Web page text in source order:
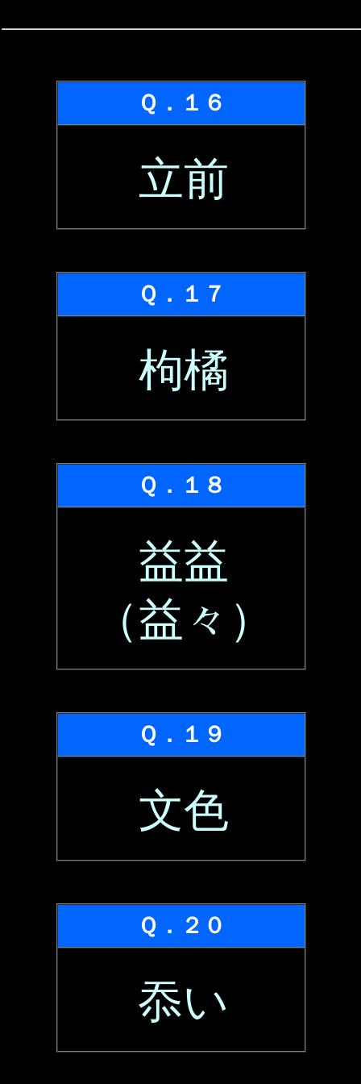
Ｑ．１６
立前
Ｑ．１７
枸橘
Ｑ．１８
益益
（益々）
Ｑ．１９
文色
Ｑ．２０
忝い